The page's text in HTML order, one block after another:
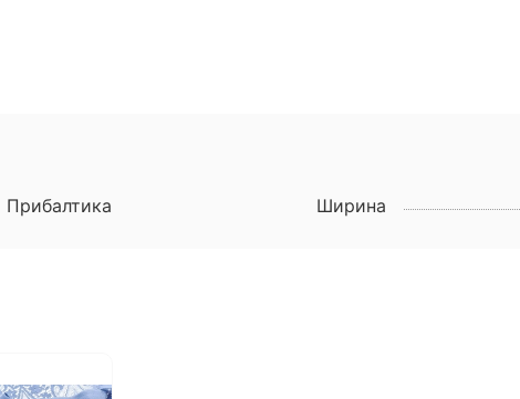
Прибалтика Ширина